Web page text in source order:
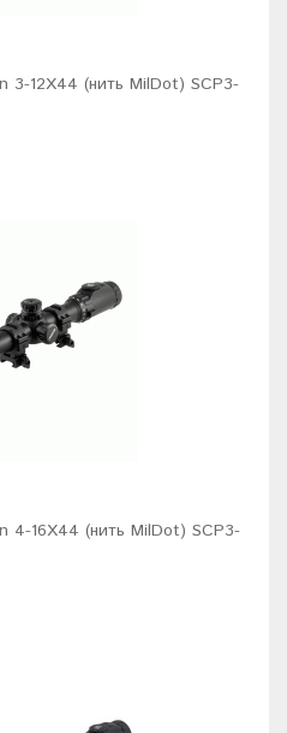
3-12X44 (нить MilDot) SCP3-
4-16X44 (нить MilDot) SCP3-